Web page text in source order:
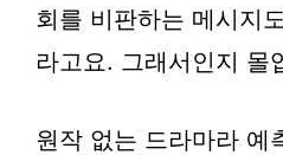
회를 비판하는 메시지
라고요. 그래서인지 몰
원작 없는 드라마라 예